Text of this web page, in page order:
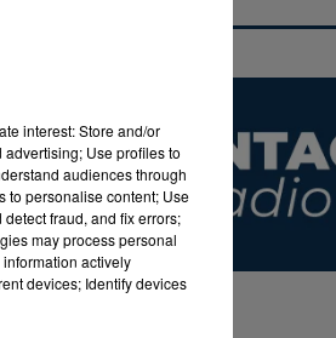
interest: Store and/or
Use profiles to
audiences through
to personalise content; Use
fraud, and fix errors;
may process personal
actively
devices; Identify devices